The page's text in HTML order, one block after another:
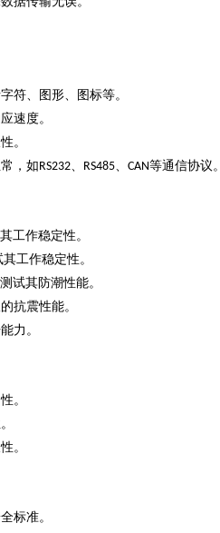
符、图形、图标等。
速度。
。
，如RS232、 RS485、 CAN等通信协议。
工作稳定性。
工作稳定性。
试其防潮性能。
抗震性能。
力。
。
。
标准。